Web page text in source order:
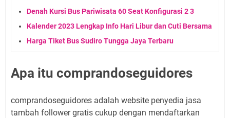
Denah Kursi Bus Pariwisata 60 Seat Konfigurasi 2 3
Kalender 2023 Lengkap Info Hari Libur dan Cuti Bersama
Harga Tiket Bus Sudiro Tungga Jaya Terbaru
Apa itu comprandoseguidores
comprandoseguidores adalah website penyedia jasa
tambah follower gratis cukup dengan mendaftarkan